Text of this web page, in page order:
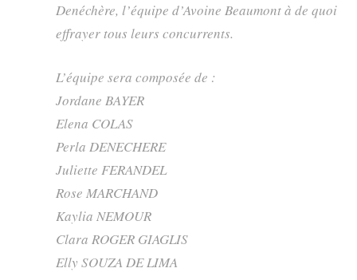
Denéchère, l’équipe d’Avoine Beaumont à de quoi
effrayer tous leurs concurrents.
L’équipe sera composée de :
Jordane BAYER
Elena COLAS
Perla DENECHERE
Juliette FERANDEL
Rose MARCHAND
Kaylia NEMOUR
Clara ROGER GIAGLIS
Elly SOUZA DE LIMA